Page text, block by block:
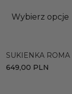
Wybierz opcje
SUKIENKA ROMA
649,00 PLN